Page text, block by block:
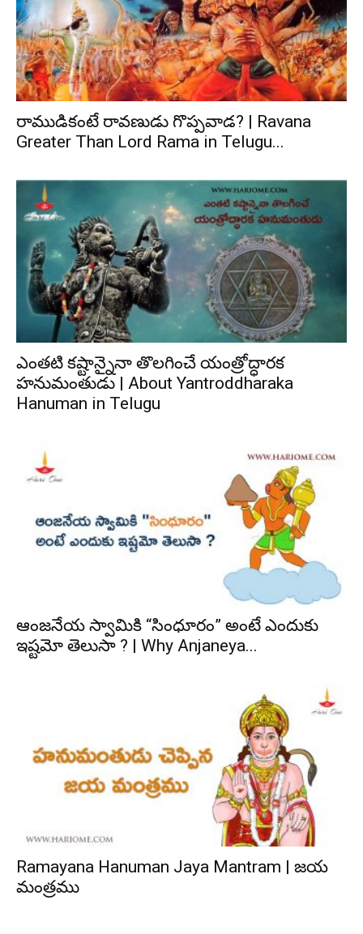
రాముడికంటే రావణుడు గొప్పవాడ? | Ravana
Greater Than Lord Rama in Telugu...
ఎంతటి కష్టాన్నైనా తొలగించే యంత్రోద్ధారక
హనుమంతుడు | About Yantroddharaka
Hanuman in Telugu
ఆంజనేయ స్వామికి “సింధూరం” అంటే ఎందుకు
ఇష్టమో తెలుసా ? | Why Anjaneya...
Ramayana Hanuman Jaya Mantram | జయ
మంత్రము